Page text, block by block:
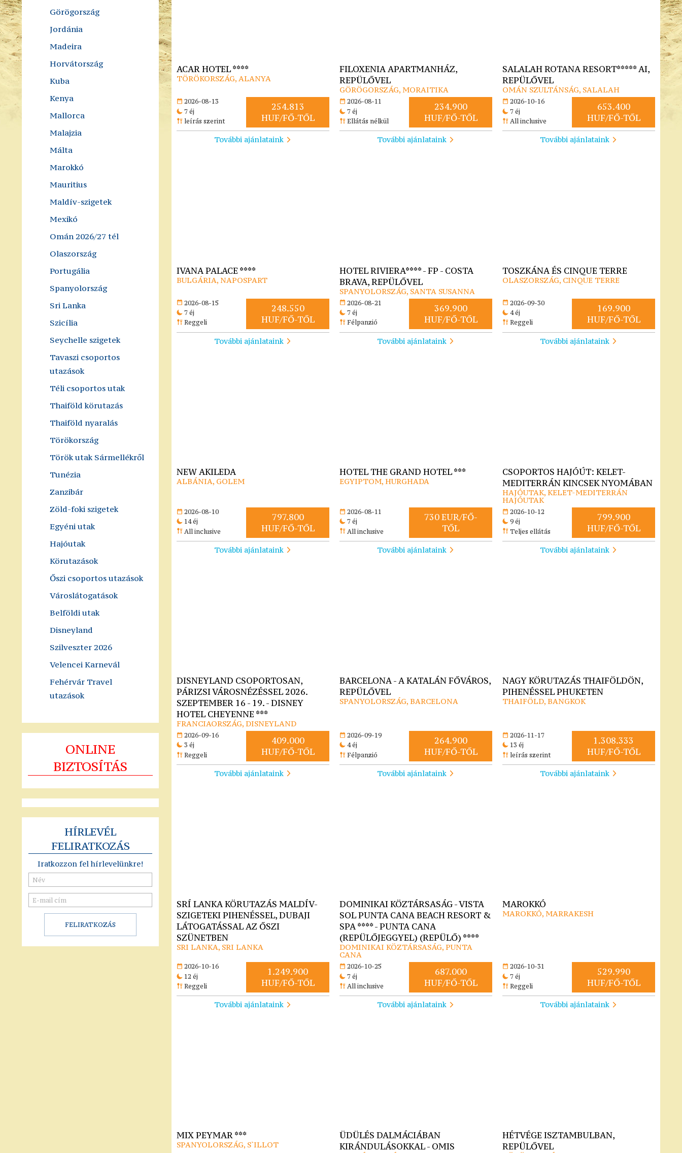
Görögország
Jordánia
Madeira
Horvátország
Kuba
Kenya
Mallorca
Malajzia
Málta
Marokkó
Mauritius
Maldív-szigetek
Mexikó
Omán 2026/27 tél
Olaszország
Portugália
Spanyolország
Sri Lanka
Szicília
Seychelle szigetek
Tavaszi csoportos
utazások
Téli csoportos utak
Thaiföld körutazás
Thaiföld nyaralás
Törökország
Török utak Sármellékről
Tunézia
Zanzibár
Zöld-foki szigetek
Egyéni utak
Hajóutak
Körutazások
Őszi csoportos utazások
Városlátogatások
Belföldi utak
Disneyland
Szilveszter 2026
Velencei Karnevál
Fehérvár Travel
utazások
ONLINE
BIZTOSÍTÁS
HÍRLEVÉL
FELIRATKOZÁS
Iratkozzon fel hírlevelünkre!
ACAR HOTEL ****
TÖRÖKORSZÁG, ALANYA
2026-08-13
7 éj
leírás szerint
254.813
HUF/FŐ-TŐL
További ajánlataink
FILOXENIA APARTMANHÁZ,
REPÜLŐVEL
GÖRÖGORSZÁG, MORAITIKA
2026-08-11
7 éj
Ellátás nélkül
234.900
HUF/FŐ-TŐL
További ajánlataink
SALALAH ROTANA RESORT***** AI,
REPÜLŐVEL
OMÁN SZULTÁNSÁG, SALALAH
2026-10-16
7 éj
All inclusive
653.400
HUF/FŐ-TŐL
További ajánlataink
IVANA PALACE ****
BULGÁRIA, NAPOSPART
2026-08-15
7 éj
Reggeli
248.550
HUF/FŐ-TŐL
További ajánlataink
HOTEL RIVIERA**** - FP - COSTA
BRAVA, REPÜLŐVEL
SPANYOLORSZÁG, SANTA SUSANNA
2026-08-21
7 éj
Félpanzió
369.900
HUF/FŐ-TŐL
További ajánlataink
TOSZKÁNA ÉS CINQUE TERRE
OLASZORSZÁG, CINQUE TERRE
2026-09-30
4 éj
Reggeli
169.900
HUF/FŐ-TŐL
További ajánlataink
NEW AKILEDA
ALBÁNIA, GOLEM
2026-08-10
14 éj
All inclusive
797.800
HUF/FŐ-TŐL
További ajánlataink
HOTEL THE GRAND HOTEL ***
EGYIPTOM, HURGHADA
2026-08-11
7 éj
All inclusive
730 EUR/FŐ-
TŐL
További ajánlataink
CSOPORTOS HAJÓÚT: KELET-
MEDITERRÁN KINCSEK NYOMÁBAN
HAJÓUTAK, KELET-MEDITERRÁN
HAJÓUTAK
2026-10-12
9 éj
Teljes ellátás
799.900
HUF/FŐ-TŐL
További ajánlataink
DISNEYLAND CSOPORTOSAN,
PÁRIZSI VÁROSNÉZÉSSEL 2026.
SZEPTEMBER 16 - 19. - DISNEY
HOTEL CHEYENNE ***
FRANCIAORSZÁG, DISNEYLAND
2026-09-16
3 éj
Reggeli
409.000
HUF/FŐ-TŐL
További ajánlataink
BARCELONA - A KATALÁN FŐVÁROS,
REPÜLŐVEL
SPANYOLORSZÁG, BARCELONA
2026-09-19
4 éj
Félpanzió
264.900
HUF/FŐ-TŐL
További ajánlataink
NAGY KÖRUTAZÁS THAIFÖLDÖN,
PIHENÉSSEL PHUKETEN
THAIFÖLD, BANGKOK
2026-11-17
13 éj
leírás szerint
1.308.333
HUF/FŐ-TŐL
További ajánlataink
SRÍ LANKA KÖRUTAZÁS MALDÍV-
SZIGETEKI PIHENÉSSEL, DUBAJI
LÁTOGATÁSSAL AZ ŐSZI
SZÜNETBEN
SRI LANKA, SRI LANKA
2026-10-16
12 éj
Reggeli
1.249.900
HUF/FŐ-TŐL
További ajánlataink
DOMINIKAI KÖZTÁRSASÁG - VISTA
SOL PUNTA CANA BEACH RESORT &
SPA **** - PUNTA CANA
(REPÜLŐJEGGYEL) (REPÜLŐ) ****
DOMINIKAI KÖZTÁRSASÁG, PUNTA
CANA
2026-10-25
7 éj
All inclusive
687.000
HUF/FŐ-TŐL
További ajánlataink
MAROKKÓ
MAROKKÓ, MARRAKESH
2026-10-31
7 éj
Reggeli
529.990
HUF/FŐ-TŐL
További ajánlataink
MIX PEYMAR ***
SPANYOLORSZÁG, S`ILLOT
ÜDÜLÉS DALMÁCIÁBAN
KIRÁNDULÁSOKKAL - OMIS
HÉTVÉGE ISZTAMBULBAN,
REPÜLŐVEL